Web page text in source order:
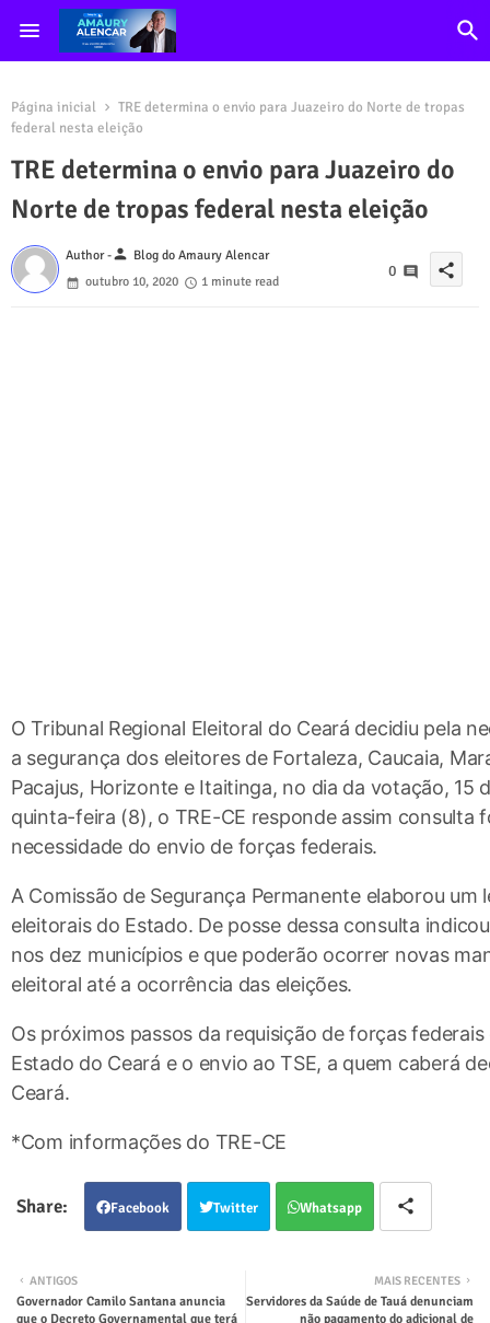
Página inicial
TRE determina o envio para Juazeiro do Norte de tropas
federal nesta eleição
TRE determina o envio para Juazeiro do
Norte de tropas federal nesta eleição
Author -person Blog do Amaury Alencar
outubro 10, 2020
1 minute read
0 share
O Tribunal Regional Eleitoral do Ceará decidiu pela
a segurança dos eleitores de Fortaleza, Caucaia,
Pacajus, Horizonte e Itaitinga, no dia da votação,
quinta-feira (8), o TRE-CE responde assim consulta
necessidade do envio de forças federais.
A Comissão de Segurança Permanente elaborou
eleitorais do Estado. De posse dessa consulta
nos dez municípios e que poderão ocorrer novas
eleitoral até a ocorrência das eleições.
Os próximos passos da requisição de forças
Estado do Ceará e o envio ao TSE, a quem caberá
Ceará.
*Com informações do TRE-CE
Facebook Twitter Whatsapp
MAIS RECENTES
Servidores da Saúde de Tauá denunciam
não pagamento do adicional de
ANTIGOS
Governador Camilo Santana anuncia
que o Decreto Governamental que terá